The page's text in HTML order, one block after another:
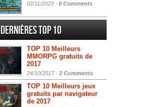
02/11/2023 - 0 Comments
Dernières Top 10
TOP 10 Meilleurs
MMORPG gratuits de
2017
24/10/2017 - 2 Comments
TOP 10 Meilleurs jeux
gratuits par navigateur
de 2017